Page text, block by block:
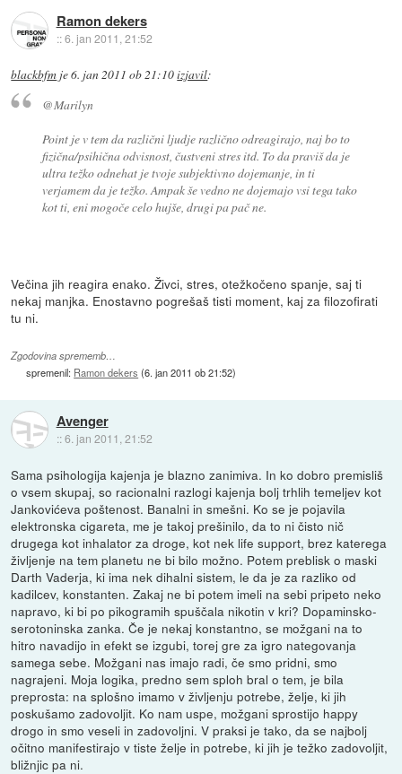
Ramon dekers
::6. jan 2011, 21:52
blackbfm je6. jan 2011 ob 21:10izjavil:
@Marilyn
Point je v tem da različni ljudje različno odreagirajo, naj bo to
fizična/psihična odvisnost, čustveni stres itd. To da praviš da je
ultra težko odnehat je tvoje subjektivno dojemanje, in ti
verjamem da je težko. Ampak še vedno ne dojemajo vsi tega tako
kot ti, eni mogoče celo hujše, drugi pa pač ne.
Večina jih reagira enako. Živci, stres, otežkočeno spanje, saj ti
nekaj manjka. Enostavno pogrešaš tisti moment, kaj za filozofirati
tu ni.
Zgodovina sprememb…
spremenil: Ramon dekers (6. jan 2011 ob 21:52)
Avenger
::6. jan 2011, 21:52
Sama psihologija kajenja je blazno zanimiva. In ko dobro premisliš
o vsem skupaj, so racionalni razlogi kajenja bolj trhlih temeljev kot
Jankovićeva poštenost. Banalni in smešni. Ko se je pojavila
elektronska cigareta, me je takoj prešinilo, da to ni čisto nič
drugega kot inhalator za droge, kot nek life support, brez katerega
življenje na tem planetu ne bi bilo možno. Potem preblisk o maski
Darth Vaderja, ki ima nek dihalni sistem, le da je za razliko od
kadilcev, konstanten. Zakaj ne bi potem imeli na sebi pripeto neko
napravo, ki bi po pikogramih spuščala nikotin v kri? Dopaminsko-
serotoninska zanka. Če je nekaj konstantno, se možgani na to
hitro navadijo in efekt se izgubi, torej gre za igro nategovanja
samega sebe. Možgani nas imajo radi, če smo pridni, smo
nagrajeni. Moja logika, predno sem sploh bral o tem, je bila
preprosta: na splošno imamo v življenju potrebe, želje, ki jih
poskušamo zadovoljit. Ko nam uspe, možgani sprostijo happy
drogo in smo veseli in zadovoljni. V praksi je tako, da se najbolj
očitno manifestirajo v tiste želje in potrebe, ki jih je težko zadovoljit,
bližnjic pa ni.